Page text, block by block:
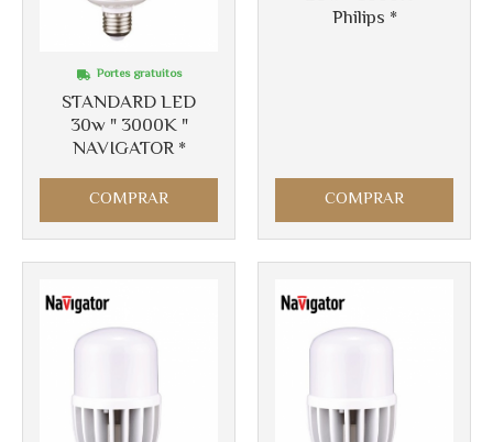
STANDARD LED
30w " 3000K "
NAVIGATOR *
Portes gratuitos
COMPRAR
Philips *
COMPRAR
Más info